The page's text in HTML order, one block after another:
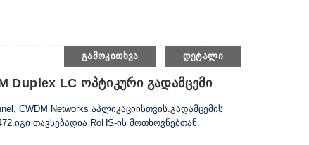
ᲒᲐᲛᲝᲙᲘᲗᲮᲕᲐ ᲓᲔᲢᲐᲚᲘ
Duplex LC Ოპტიკური Გადამცემი
CWDM Networks აპლიკაციისთვის.გადამცემის
თავსებადია RoHS-ის მოთხოვნებთან.